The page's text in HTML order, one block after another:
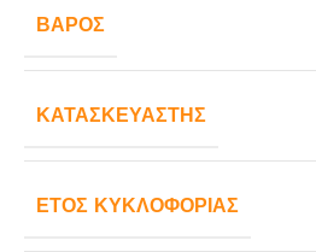
ΒΆΡΟΣ
ΚΑΤΑΣΚΕΥΑΣΤΉΣ
ΈΤΟΣ ΚΥΚΛΟΦΟΡΊΑΣ